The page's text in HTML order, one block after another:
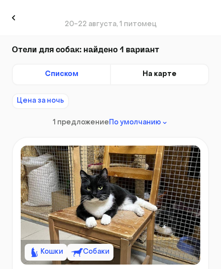
20-22 августа, 1 питомец
Отели для собак: найдено 1 вариант
Списком На карте
Цена за ночь
1 предложение По умолчанию
Кошки Собаки